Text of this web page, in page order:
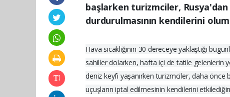
başlarken turizmciler,
durdurulmasının kendilerini
Hava sıcaklığının 30 dereceye yaklaştığı
sahiller dolarken, hafta içi de tatile gelenlerin
deniz keyfi yaşanırken turizmciler, daha
uçuşların iptal edilmesinin kendilerini